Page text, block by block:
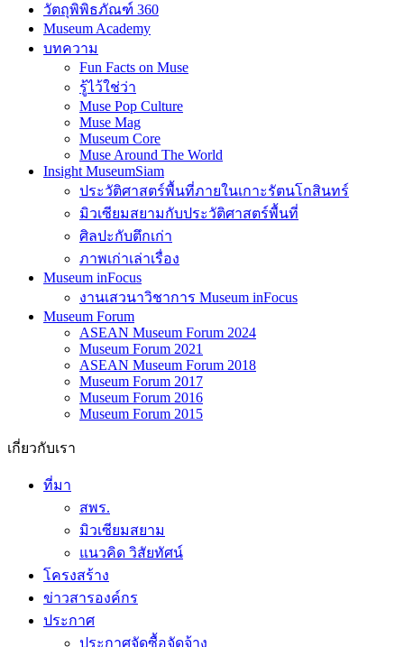
วัตถุพิพิธภัณฑ์ 360
Museum Academy
บทความ
Fun Facts on Muse
รู้ไว้ใช่ว่า
Muse Pop Culture
Muse Mag
Museum Core
Muse Around The World
Insight MuseumSiam
ประวัติศาสตร์พื้นที่ภายในเกาะรัตนโกสินทร์
มิวเซียมสยามกับประวัติศาสตร์พื้นที่
ศิลปะกับตึกเก่า
ภาพเก่าเล่าเรื่อง
Museum inFocus
งานเสวนาวิชาการ Museum inFocus
Museum Forum
ASEAN Museum Forum 2024
Museum Forum 2021
ASEAN Museum Forum 2018
Museum Forum 2017
Museum Forum 2016
Museum Forum 2015
เกี่ยวกับเรา
ที่มา
สพร.
มิวเซียมสยาม
แนวคิด วิสัยทัศน์
โครงสร้าง
ข่าวสารองค์กร
ประกาศ
ประกาศจัดซื้อจัดจ้าง